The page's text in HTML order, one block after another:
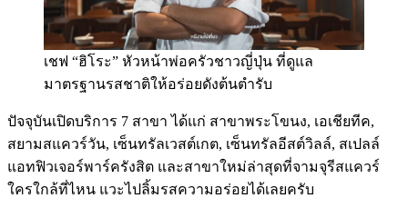
เชฟ “ฮิโระ” หัวหน้าพ่อครัวชาวญี่ปุ่น ที่ดูแล
มาตรฐานรสชาติให้อร่อยดังต้นตำรับ
ปัจจุบันเปิดบริการ 7 สาขา ได้แก่ สาขาพระโขนง, เอเชียทีค,
สยามสแควร์วัน, เซ็นทรัลเวสต์เกต, เซ็นทรัลอีสต์วิลล์, สเปลล์
แอทฟิวเจอร์พาร์ครังสิต และสาขาใหม่ล่าสุดที่จามจุรีสแควร์
ใครใกล้ที่ไหน แวะไปลิ้มรสความอร่อยได้เลยครับ